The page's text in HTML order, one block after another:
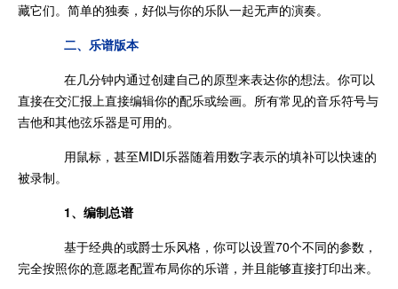
藏它们。简单的独奏，好似与你的乐队一起无声的演奏。
二、乐谱版本
在几分钟内通过创建自己的原型来表达你的想法。你可以
直接在交汇报上直接编辑你的配乐或绘画。所有常见的音乐符号与
吉他和其他弦乐器是可用的。
用鼠标，甚至MIDI乐器随着用数字表示的填补可以快速的
被录制。
1、编制总谱
基于经典的或爵士乐风格，你可以设置70个不同的参数，
完全按照你的意愿老配置布局你的乐谱，并且能够直接打印出来。